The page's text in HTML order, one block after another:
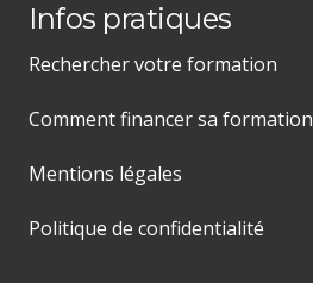
Infos pratiques
Rechercher votre formation
Comment financer sa formation
Mentions légales
Politique de confidentialité